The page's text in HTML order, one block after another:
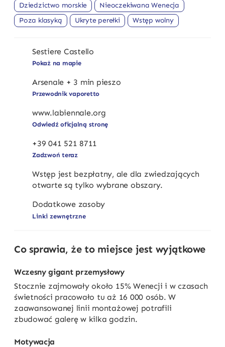
Dziedzictwo morskie
Nieoczekiwana Wenecja
Poza klasyką
Ukryte perełki Wstęp wolny
Sestiere Castello
Pokaż na mapie
Arsenale + 3 min pieszo
Przewodnik vaporetto
www.labiennale.org
Odwiedź oficjalną stronę
+39 041 521 8711
Zadzwoń teraz
Wstęp jest bezpłatny, ale dla zwiedzających
otwarte są tylko wybrane obszary.
Dodatkowe zasoby
Linki zewnętrzne
Co sprawia, że to miejsce jest wyjątkowe
Wczesny gigant przemysłowy
Stocznie zajmowały około 15% Wenecji i w czasach
świetności pracowało tu aż 16 000 osób. W
zaawansowanej linii montażowej potrafili
zbudować galerę w kilka godzin.
Motywacja